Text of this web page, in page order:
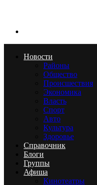
Новости
Районы
Общество
Происшествия
Экономика
Власть
Спорт
Авто
Культура
Здоровье
Справочник
Блоги
Группы
Афиша
Кинотеатры